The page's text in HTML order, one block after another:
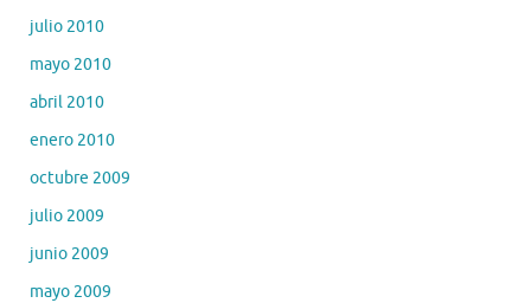
julio 2010
mayo 2010
abril 2010
enero 2010
octubre 2009
julio 2009
junio 2009
mayo 2009